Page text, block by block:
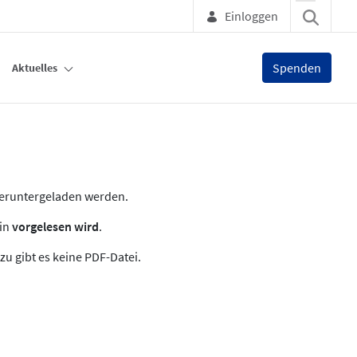
Einloggen
Aktuelles Spenden
werden.
vorgelesen wird.
gibt es keine PDF-Datei.